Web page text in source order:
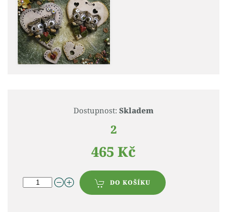
Dostupnost: Skladem
2
465 Kč
DO KOŠÍKU